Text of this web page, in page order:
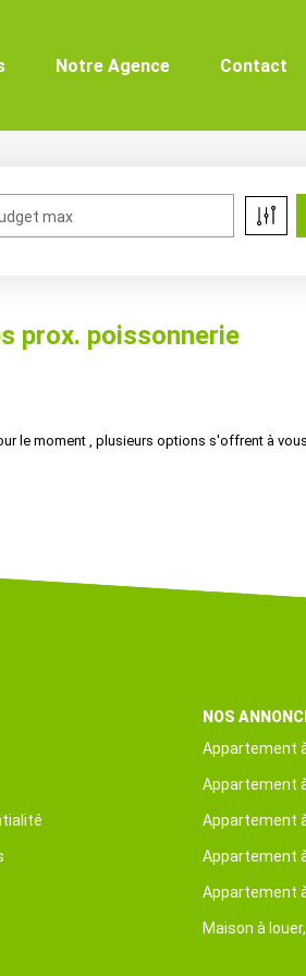
Notre Agence Contact
max
prox. poissonnerie
le moment , plusieurs options s'offrent à
NOS
Appartement
Appartement
Appartement
Appartement
Appartement
Maison à